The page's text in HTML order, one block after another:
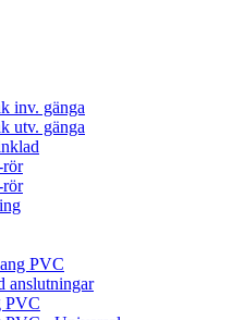
inv. gänga
utv. gänga
rör
PVC
anslutningar
PVC